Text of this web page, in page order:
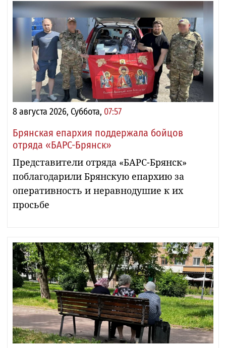
8 августа 2026, Суббота, 07:57
Брянская епархия поддержала бойцов
отряда «БАРС-Брянск»
Представители отряда «БАРС-Брянск»
поблагодарили Брянскую епархию за
оперативность и неравнодушие к их
просьбе